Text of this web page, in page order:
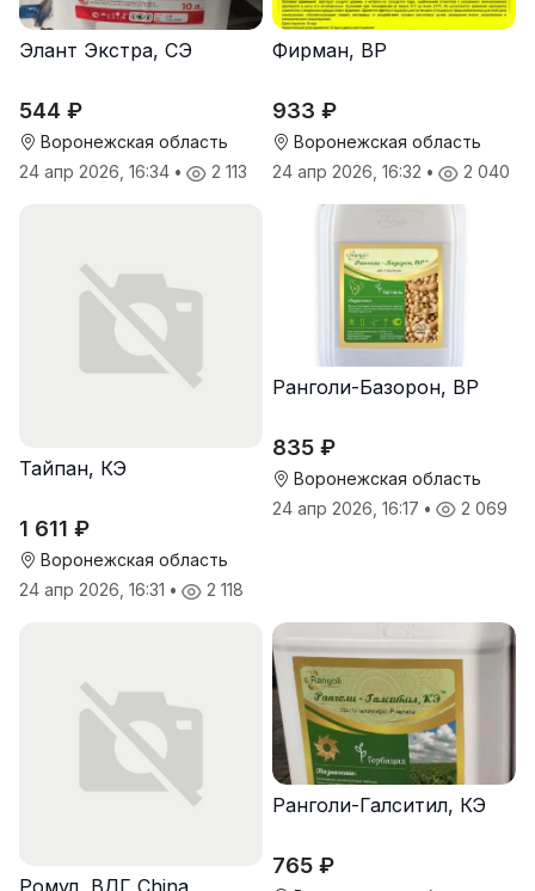
Элант Экстра, СЭ
544 ₽
Воронежская область
24 апр 2026, 16:34 • 2 113
Фирман, ВР
933 ₽
Воронежская область
24 апр 2026, 16:32 • 2 040
Тайпан, КЭ
1 611 ₽
Воронежская область
24 апр 2026, 16:31 • 2 118
Ранголи-Базорон, ВР
835 ₽
Воронежская область
24 апр 2026, 16:17 • 2 069
Ранголи-Галситил, КЭ
765 ₽